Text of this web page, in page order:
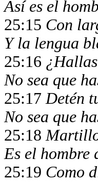
Así es el
25:15 Con
Y la lengua
25:16
No sea que
25:17Detén
No sea que
25:18
Es el
25:19 Como